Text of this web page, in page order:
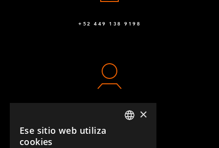
+52 449 138 9198
CONTACTO ×
Ese sitio web utiliza
cookies